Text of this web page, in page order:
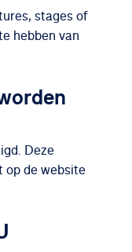
stages of
hebben van
Deze
op de website